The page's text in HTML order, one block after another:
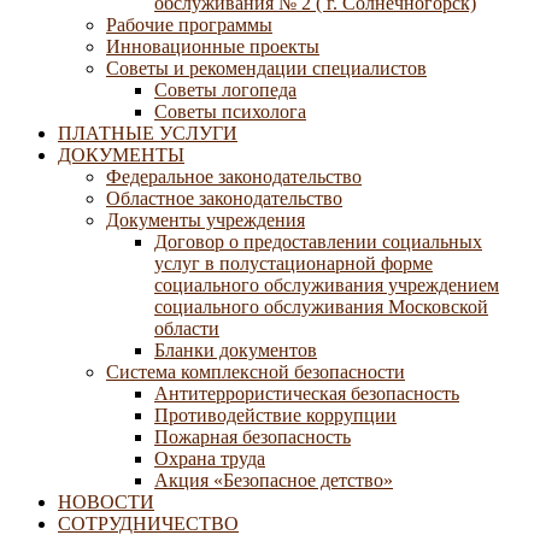
Рабочие программы
Инновационные проекты
Советы и рекомендации специалистов
Советы логопеда
Советы психолога
ПЛАТНЫЕ УСЛУГИ
ДОКУМЕНТЫ
Федеральное законодательство
Областное законодательство
Документы учреждения
Договор о предоставлении социальных
услуг в полустационарной форме
социального обслуживания учреждением
социального обслуживания Московской
области
Бланки документов
Система комплексной безопасности
Антитеррористическая безопасность
Противодействие коррупции
Пожарная безопасность
Охрана труда
Акция «Безопасное детство»
НОВОСТИ
СОТРУДНИЧЕСТВО